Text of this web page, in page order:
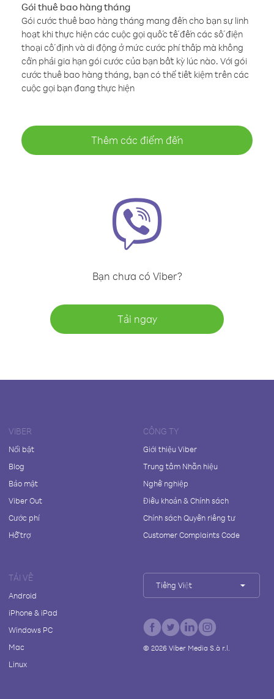
Gói thuê bao hàng tháng
Gói cước thuê bao hàng tháng mang đến cho bạn sự linh
hoạt khi thực hiện các cuộc gọi quốc tế đến các số điện
thoại cố định và di động ở mức cước phí thấp mà không
cần phải gia hạn gói cước của bạn bất kỳ lúc nào. Với gói
cước thuê bao hàng tháng, bạn có thể tiết kiệm trên các
cuộc gọi bạn đang thực hiện
Thêm các điểm đến
Bạn chưa có Viber?
Tải ngay
VIBER
Nổi bật
Blog
Bảo mật
Viber Out
Cước phí
Hỗ trợ
CÔNG TY
Giới thiệu Viber
Trung tâm Nhãn hiệu
Nghề nghiệp
Điều khoản & Chính sách
Chính sách Quyền riêng tư
Customer Complaints Code
TẢI VỀ
Android
iPhone & iPad
Windows PC
Mac
Linux
Tiếng Việt
© 2026Viber Media S.à r.l.